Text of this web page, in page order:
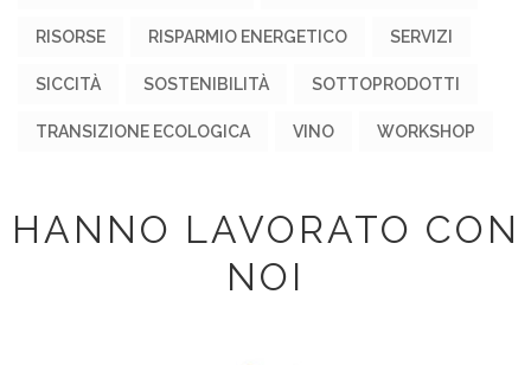
RISORSE RISPARMIO ENERGETICO SERVIZI
SICCITÀ SOSTENIBILITÀ SOTTOPRODOTTI
TRANSIZIONE ECOLOGICA VINO WORKSHOP
HANNO LAVORATO CON
NOI